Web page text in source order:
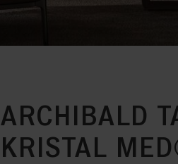
ARCHIBALD
KRISTAL